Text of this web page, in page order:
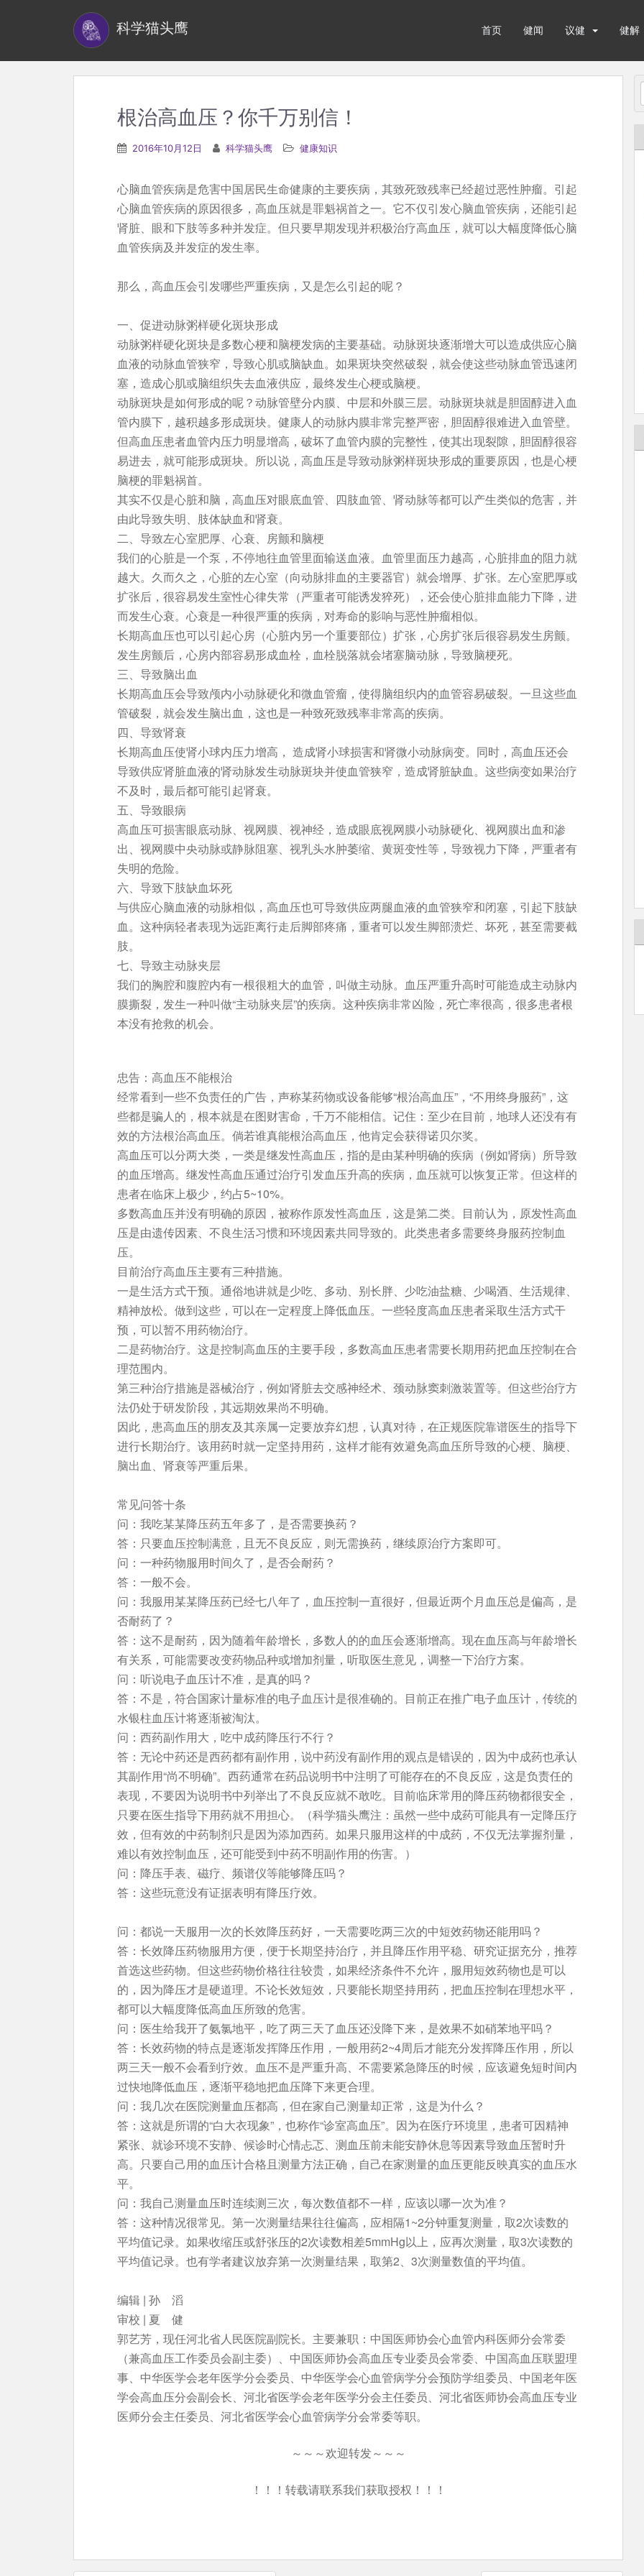
科学猫头鹰 首页 健闻 议健 健解
根治高血压？你千万别信！
2016年10月12日 科学猫头鹰 健康知识
心脑血管疾病是危害中国居民生命健康的主要疾病，其致死致残率已经超过恶性肿瘤。引起
心脑血管疾病的原因很多，高血压就是罪魁祸首之一。它不仅引发心脑血管疾病，还能引起
肾脏、眼和下肢等多种并发症。但只要早期发现并积极治疗高血压，就可以大幅度降低心脑
血管疾病及并发症的发生率。
那么，高血压会引发哪些严重疾病，又是怎么引起的呢？
一、促进动脉粥样硬化斑块形成
动脉粥样硬化斑块是多数心梗和脑梗发病的主要基础。动脉斑块逐渐增大可以造成供应心脑
血液的动脉血管狭窄，导致心肌或脑缺血。如果斑块突然破裂，就会使这些动脉血管迅速闭
塞，造成心肌或脑组织失去血液供应，最终发生心梗或脑梗。
动脉斑块是如何形成的呢？动脉管壁分内膜、中层和外膜三层。动脉斑块就是胆固醇进入血
管内膜下，越积越多形成斑块。健康人的动脉内膜非常完整严密，胆固醇很难进入血管壁。
但高血压患者血管内压力明显增高，破坏了血管内膜的完整性，使其出现裂隙，胆固醇很容
易进去，就可能形成斑块。所以说，高血压是导致动脉粥样斑块形成的重要原因，也是心梗
脑梗的罪魁祸首。
其实不仅是心脏和脑，高血压对眼底血管、四肢血管、肾动脉等都可以产生类似的危害，并
由此导致失明、肢体缺血和肾衰。
二、导致左心室肥厚、心衰、房颤和脑梗
我们的心脏是一个泵，不停地往血管里面输送血液。血管里面压力越高，心脏排血的阻力就
越大。久而久之，心脏的左心室（向动脉排血的主要器官）就会增厚、扩张。左心室肥厚或
扩张后，很容易发生室性心律失常（严重者可能诱发猝死），还会使心脏排血能力下降，进
而发生心衰。心衰是一种很严重的疾病，对寿命的影响与恶性肿瘤相似。
长期高血压也可以引起心房（心脏内另一个重要部位）扩张，心房扩张后很容易发生房颤。
发生房颤后，心房内部容易形成血栓，血栓脱落就会堵塞脑动脉，导致脑梗死。
三、导致脑出血
长期高血压会导致颅内小动脉硬化和微血管瘤，使得脑组织内的血管容易破裂。一旦这些血
管破裂，就会发生脑出血，这也是一种致死致残率非常高的疾病。
四、导致肾衰
长期高血压使肾小球内压力增高， 造成肾小球损害和肾微小动脉病变。同时，高血压还会
导致供应肾脏血液的肾动脉发生动脉斑块并使血管狭窄，造成肾脏缺血。这些病变如果治疗
不及时，最后都可能引起肾衰。
五、导致眼病
高血压可损害眼底动脉、视网膜、视神经，造成眼底视网膜小动脉硬化、视网膜出血和渗
出、视网膜中央动脉或静脉阻塞、视乳头水肿萎缩、黄斑变性等，导致视力下降，严重者有
失明的危险。
六、导致下肢缺血坏死
与供应心脑血液的动脉相似，高血压也可导致供应两腿血液的血管狭窄和闭塞，引起下肢缺
血。这种病轻者表现为远距离行走后脚部疼痛，重者可以发生脚部溃烂、坏死，甚至需要截
肢。
七、导致主动脉夹层
我们的胸腔和腹腔内有一根很粗大的血管，叫做主动脉。血压严重升高时可能造成主动脉内
膜撕裂，发生一种叫做“主动脉夹层”的疾病。这种疾病非常凶险，死亡率很高，很多患者根
本没有抢救的机会。
忠告：高血压不能根治
经常看到一些不负责任的广告，声称某药物或设备能够“根治高血压”，“不用终身服药”，这
些都是骗人的，根本就是在图财害命，千万不能相信。记住：至少在目前，地球人还没有有
效的方法根治高血压。倘若谁真能根治高血压，他肯定会获得诺贝尔奖。
高血压可以分两大类，一类是继发性高血压，指的是由某种明确的疾病（例如肾病）所导致
的血压增高。继发性高血压通过治疗引发血压升高的疾病，血压就可以恢复正常。但这样的
患者在临床上极少，约占5~10%。
多数高血压并没有明确的原因，被称作原发性高血压，这是第二类。目前认为，原发性高血
压是由遗传因素、不良生活习惯和环境因素共同导致的。此类患者多需要终身服药控制血
压。
目前治疗高血压主要有三种措施。
一是生活方式干预。通俗地讲就是少吃、多动、别长胖、少吃油盐糖、少喝酒、生活规律、
精神放松。做到这些，可以在一定程度上降低血压。一些轻度高血压患者采取生活方式干
预，可以暂不用药物治疗。
二是药物治疗。这是控制高血压的主要手段，多数高血压患者需要长期用药把血压控制在合
理范围内。
第三种治疗措施是器械治疗，例如肾脏去交感神经术、颈动脉窦刺激装置等。但这些治疗方
法仍处于研发阶段，其远期效果尚不明确。
因此，患高血压的朋友及其亲属一定要放弃幻想，认真对待，在正规医院靠谱医生的指导下
进行长期治疗。该用药时就一定坚持用药，这样才能有效避免高血压所导致的心梗、脑梗、
脑出血、肾衰等严重后果。
常见问答十条
问：我吃某某降压药五年多了，是否需要换药？
答：只要血压控制满意，且无不良反应，则无需换药，继续原治疗方案即可。
问：一种药物服用时间久了，是否会耐药？
答：一般不会。
问：我服用某某降压药已经七八年了，血压控制一直很好，但最近两个月血压总是偏高，是
否耐药了？
答：这不是耐药，因为随着年龄增长，多数人的的血压会逐渐增高。现在血压高与年龄增长
有关系，可能需要改变药物品种或增加剂量，听取医生意见，调整一下治疗方案。
问：听说电子血压计不准，是真的吗？
答：不是，符合国家计量标准的电子血压计是很准确的。目前正在推广电子血压计，传统的
水银柱血压计将逐渐被淘汰。
问：西药副作用大，吃中成药降压行不行？
答：无论中药还是西药都有副作用，说中药没有副作用的观点是错误的，因为中成药也承认
其副作用“尚不明确”。西药通常在药品说明书中注明了可能存在的不良反应，这是负责任的
表现，不要因为说明书中列举出了不良反应就不敢吃。目前临床常用的降压药物都很安全，
只要在医生指导下用药就不用担心。（科学猫头鹰注：虽然一些中成药可能具有一定降压疗
效，但有效的中药制剂只是因为添加西药。如果只服用这样的中成药，不仅无法掌握剂量，
难以有效控制血压，还可能受到中药不明副作用的伤害。）
问：降压手表、磁疗、频谱仪等能够降压吗？
答：这些玩意没有证据表明有降压疗效。
问：都说一天服用一次的长效降压药好，一天需要吃两三次的中短效药物还能用吗？
答：长效降压药物服用方便，便于长期坚持治疗，并且降压作用平稳、研究证据充分，推荐
首选这些药物。但这些药物价格往往较贵，如果经济条件不允许，服用短效药物也是可以
的，因为降压才是硬道理。不论长效短效，只要能长期坚持用药，把血压控制在理想水平，
都可以大幅度降低高血压所致的危害。
问：医生给我开了氨氯地平，吃了两三天了血压还没降下来，是效果不如硝苯地平吗？
答：长效药物的特点是逐渐发挥降压作用，一般用药2~4周后才能充分发挥降压作用，所以
两三天一般不会看到疗效。血压不是严重升高、不需要紧急降压的时候，应该避免短时间内
过快地降低血压，逐渐平稳地把血压降下来更合理。
问：我几次在医院测量血压都高，但在家自己测量却正常，这是为什么？
答：这就是所谓的“白大衣现象”，也称作“诊室高血压”。因为在医疗环境里，患者可因精神
紧张、就诊环境不安静、候诊时心情忐忑、测血压前未能安静休息等因素导致血压暂时升
高。只要自己用的血压计合格且测量方法正确，自己在家测量的血压更能反映真实的血压水
平。
问：我自己测量血压时连续测三次，每次数值都不一样，应该以哪一次为准？
答：这种情况很常见。第一次测量结果往往偏高，应相隔1~2分钟重复测量，取2次读数的
平均值记录。如果收缩压或舒张压的2次读数相差5mmHg以上，应再次测量，取3次读数的
平均值记录。也有学者建议放弃第一次测量结果，取第2、3次测量数值的平均值。
编辑 | 孙 滔
审校 | 夏 健
郭艺芳，现任河北省人民医院副院长。主要兼职：中国医师协会心血管内科医师分会常委
（兼高血压工作委员会副主委）、中国医师协会高血压专业委员会常委、中国高血压联盟理
事、中华医学会老年医学分会委员、中华医学会心血管病学分会预防学组委员、中国老年医
学会高血压分会副会长、河北省医学会老年医学分会主任委员、河北省医师协会高血压专业
医师分会主任委员、河北省医学会心血管病学分会常委等职。
～～～欢迎转发～～～
！！！转载请联系我们获取授权！！！